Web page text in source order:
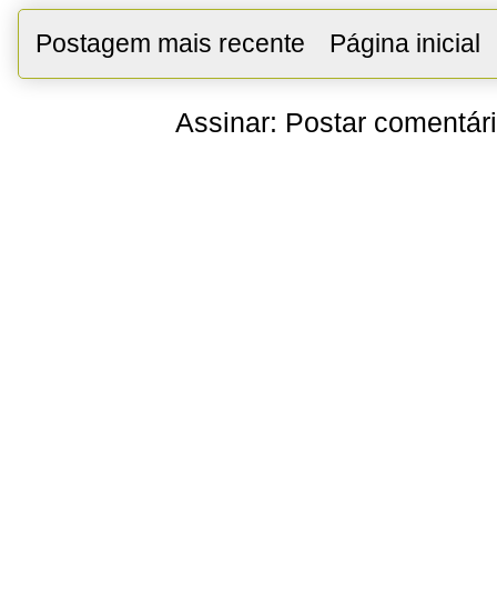
Postagem mais recente Página inicial
Assinar: Postar